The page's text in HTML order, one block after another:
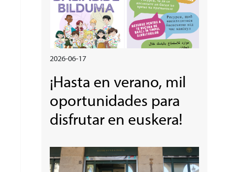
2026-06-17
¡Hasta en verano, mil
oportunidades para
disfrutar en euskera!
Irudia